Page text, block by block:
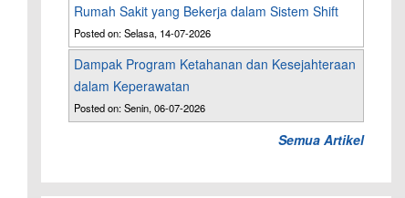
Rumah Sakit yang Bekerja dalam Sistem Shift
Posted on: Selasa, 14-07-2026
Dampak Program Ketahanan dan Kesejahteraan
dalam Keperawatan
Posted on: Senin, 06-07-2026
Semua Artikel